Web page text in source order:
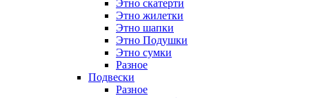
Этно скатерти
Этно жилетки
Этно шапки
Этно Подушки
Этно сумки
Разное
Подвески
Разное